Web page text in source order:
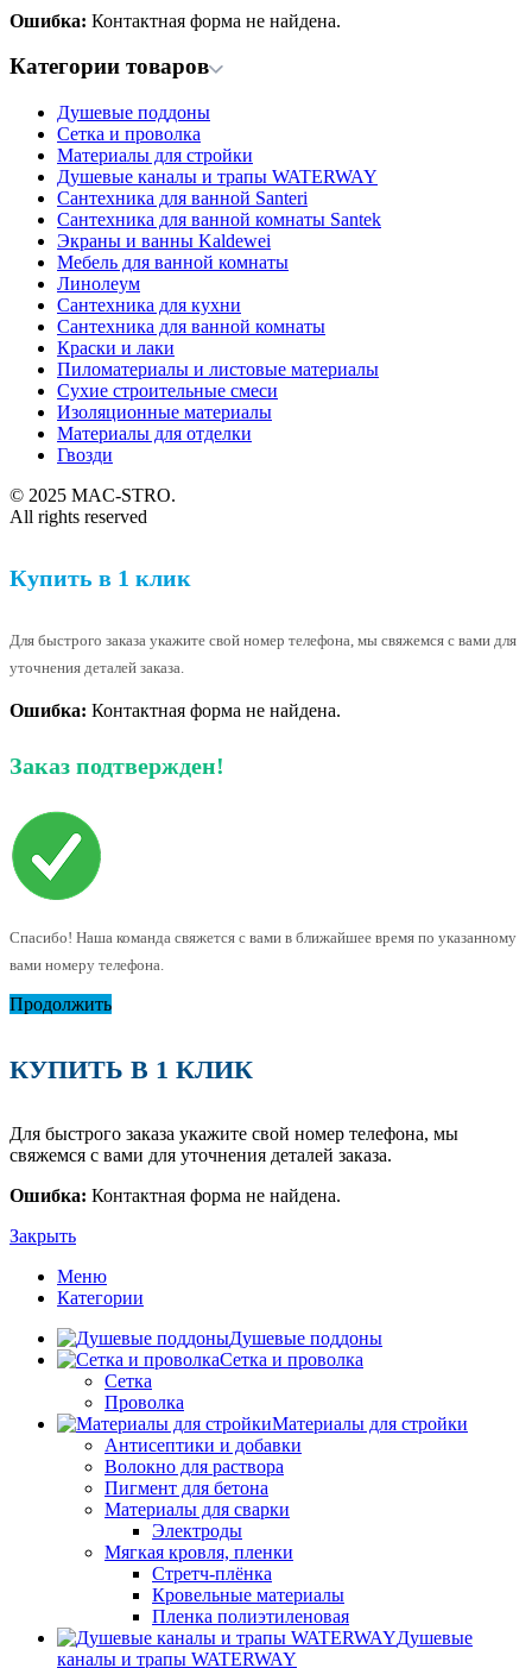
Ошибка: Контактная форма не найдена.
Категории товаров
Душевые поддоны
Сетка и проволка
Материалы для стройки
Душевые каналы и трапы WATERWAY
Сантехника для ванной Santeri
Сантехника для ванной комнаты Santek
Экраны и ванны Kaldewei
Мебель для ванной комнаты
Линолеум
Сантехника для кухни
Сантехника для ванной комнаты
Краски и лаки
Пиломатериалы и листовые материалы
Сухие строительные смеси
Изоляционные материалы
Материалы для отделки
Гвозди
© 2025 MAC-STRO.
All rights reserved
Купить в 1 клик
Для быстрого заказа укажите свой номер телефона, мы свяжемся с вами для
уточнения деталей заказа.
Ошибка: Контактная форма не найдена.
Заказ подтвержден!
Спасибо! Наша команда свяжется с вами в ближайшее время по указанному
вами номеру телефона.
Продолжить
КУПИТЬ В 1 КЛИК
Для быстрого заказа укажите свой номер телефона, мы
свяжемся с вами для уточнения деталей заказа.
Ошибка: Контактная форма не найдена.
Закрыть
Меню
Категории
Душевые поддоны
Сетка и проволка
Сетка
Проволка
Материалы для стройки
Антисептики и добавки
Волокно для раствора
Пигмент для бетона
Материалы для сварки
Электроды
Мягкая кровля, пленки
Стретч-плёнка
Кровельные материалы
Пленка полиэтиленовая
Душевые
каналы и трапы WATERWAY